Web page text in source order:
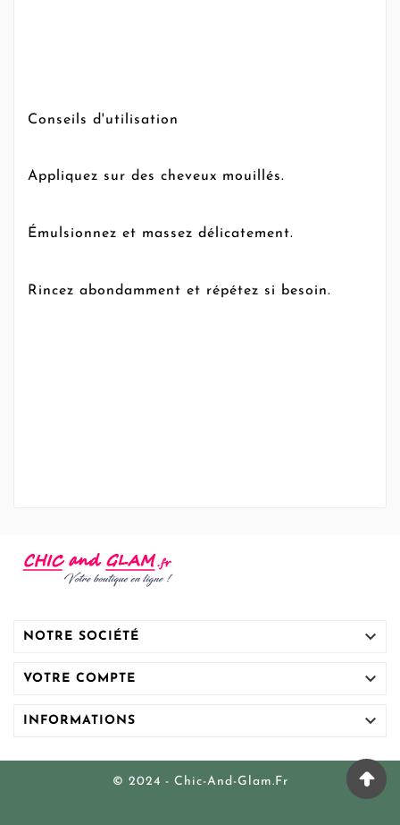
Conseils d'utilisation
Appliquez sur des cheveux mouillés.
Émulsionnez et massez délicatement.
Rincez abondamment et répétez si besoin.
NOTRE SOCIÉTÉ 
VOTRE COMPTE 
INFORMATIONS 
© 2024 - Chic-And-Glam.fr